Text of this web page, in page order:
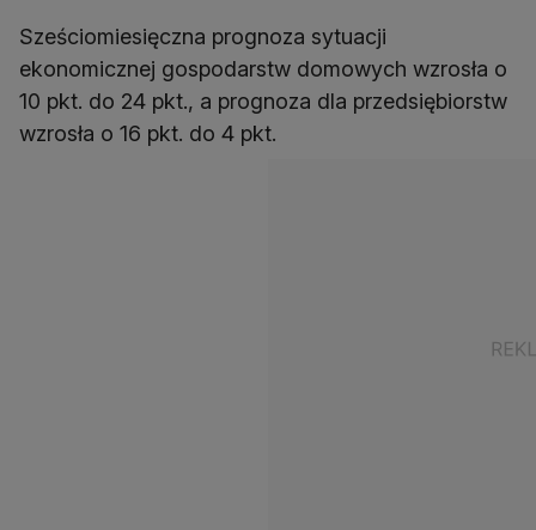
Sześciomiesięczna prognoza sytuacji
ekonomicznej gospodarstw domowych wzrosła o
10 pkt. do 24 pkt., a prognoza dla przedsiębiorstw
wzrosła o 16 pkt. do 4 pkt.